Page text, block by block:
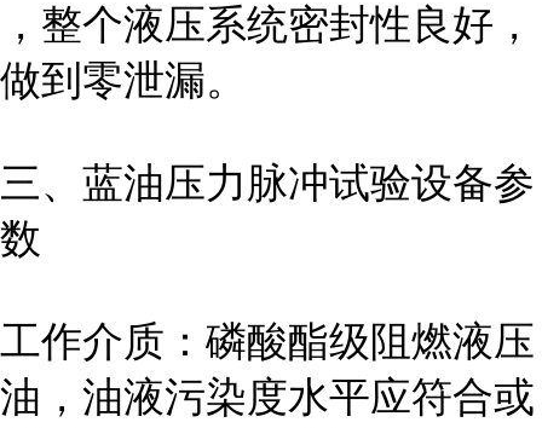
，整个液压系统密封性良好，
做到零泄漏。
三、蓝油压力脉冲试验设备参
数
工作介质：磷酸酯级阻燃液压
油，油液污染度水平应符合或